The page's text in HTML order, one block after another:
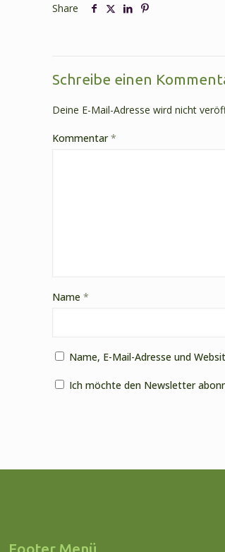
Share
Schreibe einen
Deine E-Mail-Adresse wird nicht
Kommentar*
Name *
Name, E-Mail-Adresse und
Ich möchte den Newsletter
Footer Menü